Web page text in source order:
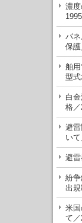
濃
パ
保
舶
型
白
格
避
い
避
紛
出
米
て